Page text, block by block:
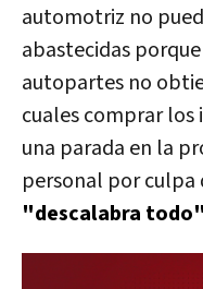
automotriz no
abastecidas
autopartes no
cuales comprar los
una parada en la
personal por culpa
"descalabra